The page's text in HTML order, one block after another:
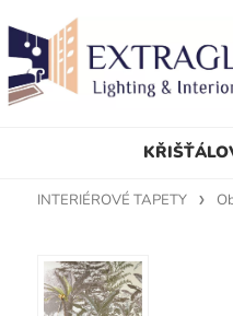
INTERIÉROVÉ TAPETY